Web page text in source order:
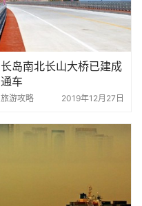
长岛南北长山大桥已建成
通车
旅游攻略 2019年12月27日